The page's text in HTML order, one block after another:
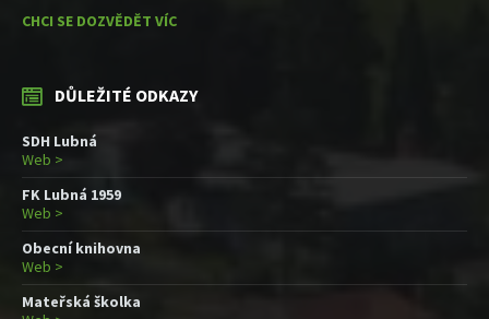
CHCI SE DOZVĚDĚT VÍC
DŮLEŽITÉ ODKAZY
SDH Lubná
Web >
FK Lubná 1959
Web >
Obecní knihovna
Web >
Mateřská školka